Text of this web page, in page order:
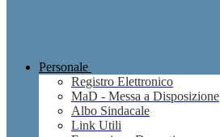
Personale
Registro Elettronico
MaD - Messa a Disposizione
Albo Sindacale
Link Utili